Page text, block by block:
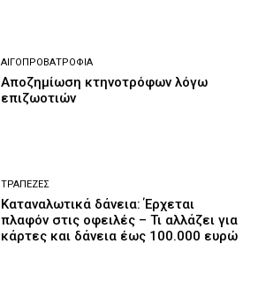
ΑΙΓΟΠΡΟΒΑΤΡΟΦΊΑ
Αποζημίωση κτηνοτρόφων λόγω
επιζωοτιών
ΤΡΆΠΕΖΕΣ
Καταναλωτικά δάνεια: Έρχεται
πλαφόν στις οφειλές – Τι αλλάζει για
κάρτες και δάνεια έως 100.000 ευρώ